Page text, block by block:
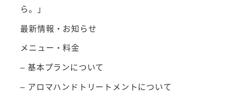
ら。」
最新情報・お知らせ
メニュー・料金
– 基本プランについて
– アロマハンドトリートメントについて